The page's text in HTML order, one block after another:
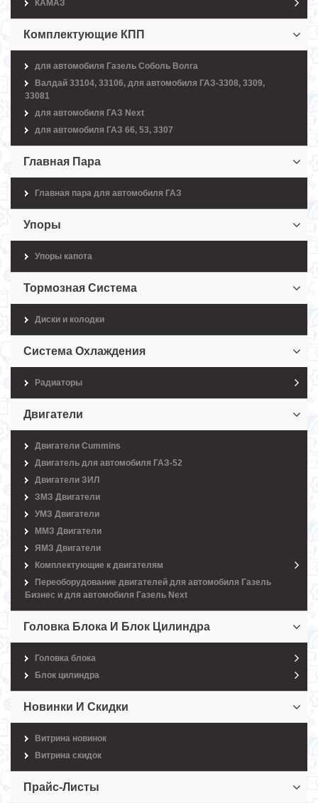
КАМАЗ
Комплектующие КПП
для автомобиля Газель Соболь Волга
Валдай 33104, 33106, для автомобиля ГАЗ-3308, 3309,
33081
для автомобиля ГАЗ Next
для автомобиля ГАЗ 66, 53, 3307
Главная Пара
Главная пара для автомобиля ГАЗ
Упоры
Упоры капота
Тормозная Система
Диски и колодки
Система Охлаждения
Радиаторы
Двигатели
Двигатели Cummins
Двигатель для автомобиля ГАЗ-52
Двигатели ЗИЛ
ЗМЗ Двигатели
УМЗ Двигатели
ММЗ Двигатели
ЯМЗ Двигатели
Комплектующие к двигателям
Переоборудование двигателей для автомобиля Газель
Бизнес и для автомобиля Газель Next
Головка Блока И Блок Цилиндра
Головка блока
Блок цилиндра
Новинки И Скидки
Витрина новинок
Витрина скидок
Прайс-Листы